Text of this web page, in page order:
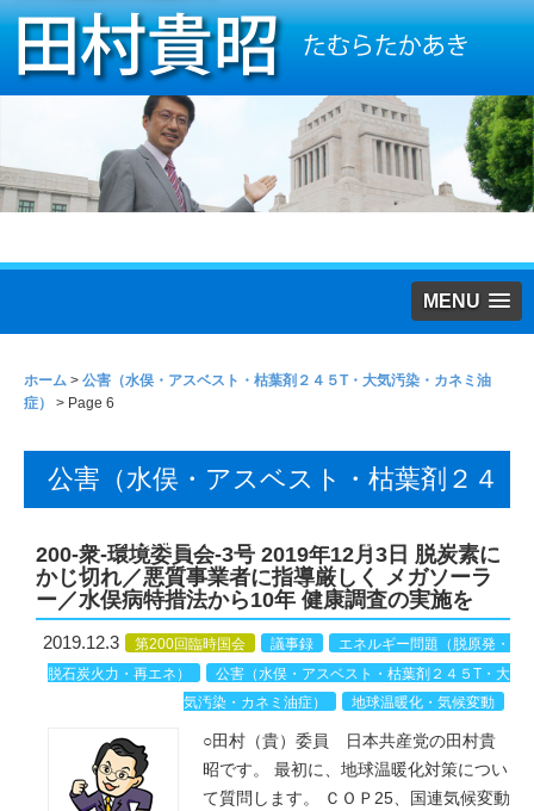
MENU
ホーム > 公害（水俣・アスベスト・枯葉剤２４５T・大気汚染・カネミ油
症）
> Page 6
公害（水俣・アスベスト・枯葉剤２４
５T・大気汚染・カネミ油症）
200-衆-環境委員会-3号 2019年12月3日 脱炭素に
かじ切れ／悪質事業者に指導厳しく メガソーラ
ー／水俣病特措法から10年 健康調査の実施を
2019.12.3 第200回臨時国会 議事録
エネルギー問題（脱原発・
脱石炭火力・再エネ）
公害（水俣・アスベスト・枯葉剤２４５T・大
気汚染・カネミ油症）
地球温暖化・気候変動
○田村（貴）委員 日本共産党の田村貴
昭です。 最初に、地球温暖化対策につい
て質問します。 ＣＯＰ25、国連気候変動